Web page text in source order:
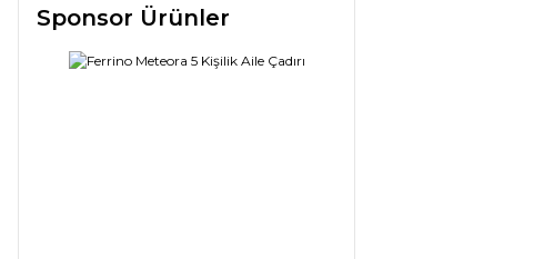
Sponsor Ürünler